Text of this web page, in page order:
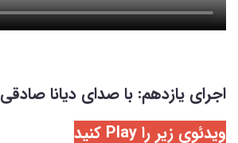
اجرای یازدهم: با صدای دیانا صادقی
ویدئوی زیر را Play کنید